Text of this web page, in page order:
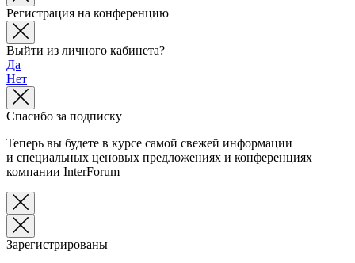
Регистрация на конференцию
Выйти из личного кабинета?
Да
Нет
Спасибо за подписку
Теперь вы будете в курсе самой свежей информации
и специальных ценовых предложениях и конференциях
компании InterForum
Зарегистрированы